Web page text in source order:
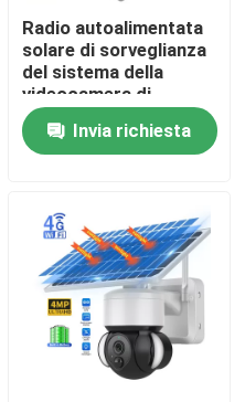
della lampadina di Wifi
domestiche dell'interno
Radio autoalimentata
solare di sorveglianza
del sistema della
videocamera di
sicurezza per
all'aperto domestico
Invia richiesta